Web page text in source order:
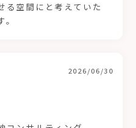
る空間にと考えていた
2026/06/30